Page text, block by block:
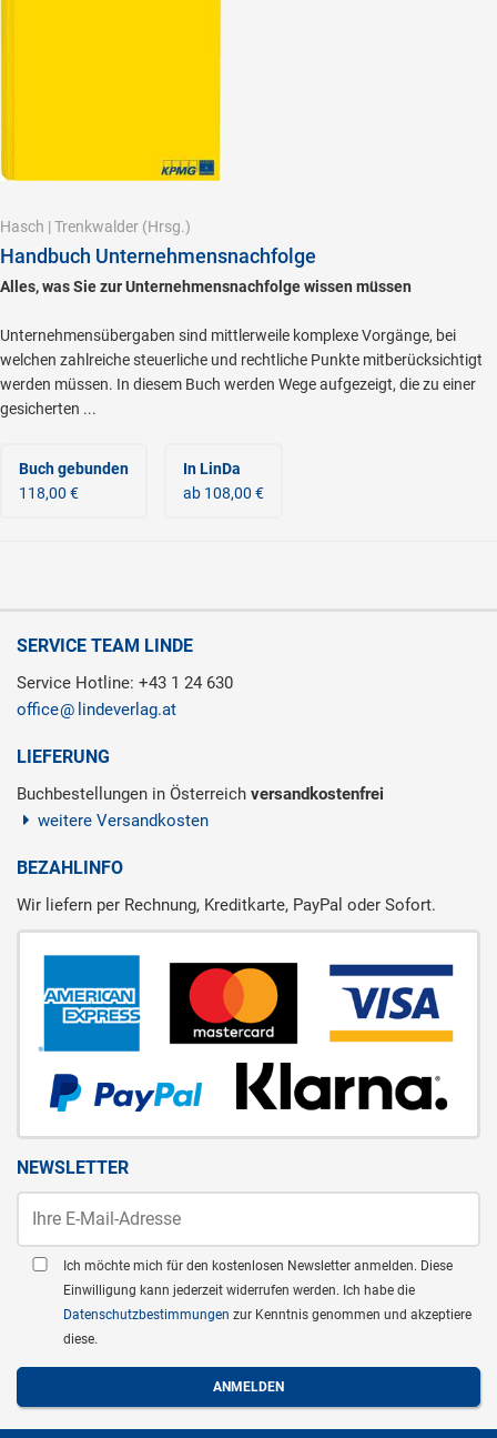
Hasch | Trenkwalder (Hrsg.)
Handbuch Unternehmensnachfolge
Alles, was Sie zur Unternehmensnachfolge wissen müssen
Unternehmensübergaben sind mittlerweile komplexe Vorgänge, bei
welchen zahlreiche steuerliche und rechtliche Punkte mitberücksichtigt
werden müssen. In diesem Buch werden Wege aufgezeigt, die zu einer
gesicherten ...
Buch gebunden
118,00 €
In LinDa
ab 108,00 €
SERVICE TEAM LINDE
Service Hotline: +43 1 24 630
office
lindeverlag.at
LIEFERUNG
Buchbestellungen in Österreich versandkostenfrei
weitere Versandkosten
BEZAHLINFO
Wir liefern per Rechnung, Kreditkarte, PayPal oder Sofort.
NEWSLETTER
Ich möchte mich für den kostenlosen Newsletter anmelden. Diese
Einwilligung kann jederzeit widerrufen werden. Ich habe die
Datenschutzbestimmungen zur Kenntnis genommen und akzeptiere
diese.